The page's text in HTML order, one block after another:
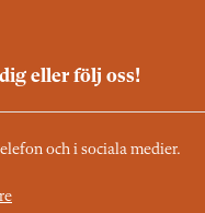
eller följ oss!
och i sociala medier.